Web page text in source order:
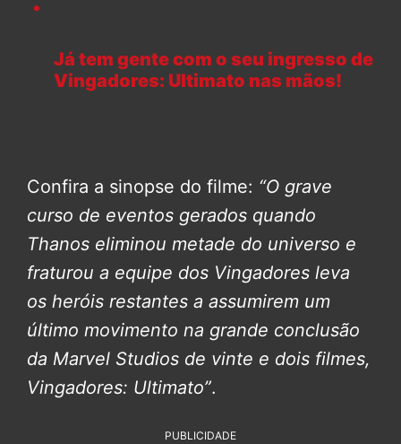
Já tem gente com o seu ingresso de
Vingadores: Ultimato nas mãos!
Confira a sinopse do filme: “O grave
curso de eventos gerados quando
Thanos eliminou metade do universo e
fraturou a equipe dos Vingadores leva
os heróis restantes a assumirem um
último movimento na grande conclusão
da Marvel Studios de vinte e dois filmes,
Vingadores: Ultimato”.
PUBLICIDADE